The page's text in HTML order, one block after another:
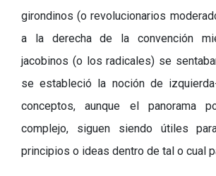
girondinos (o revolucionarios
a la derecha de la convención
jacobinos (o los radicales) se
se estableció la noción de
conceptos, aunque el panorama
complejo, siguen siendo útiles
principios o ideas dentro de tal o cual